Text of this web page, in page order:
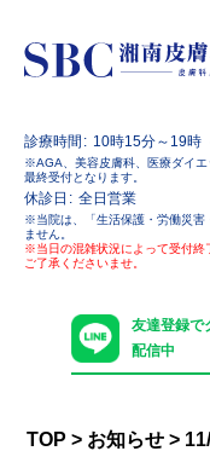
診療時間 10時15分～19時
※AGA、美容皮膚科、医療ダイ
最終受付となります。
休診日 全日営業
※当院は、「生活保護・労働災害
ません。
※当日の混雑状況によって受付終
ご了承くださいませ。
友達登録で
配信中
TOP > お知らせ >